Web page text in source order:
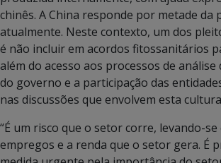
chinês. A China responde por metade da
atualmente. Neste contexto, um dos
é não incluir em acordos fitossanitários
além do acesso aos processos de
do governo e a participação das
nas discussões que envolvem esta
“É um risco que o setor corre, levando-
empregos e a renda que o setor gera. É